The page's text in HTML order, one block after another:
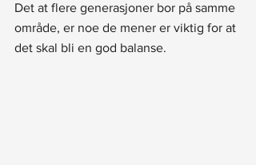
Det at flere generasjoner bor på samme
område, er noe de mener er viktig for at
det skal bli en god balanse.